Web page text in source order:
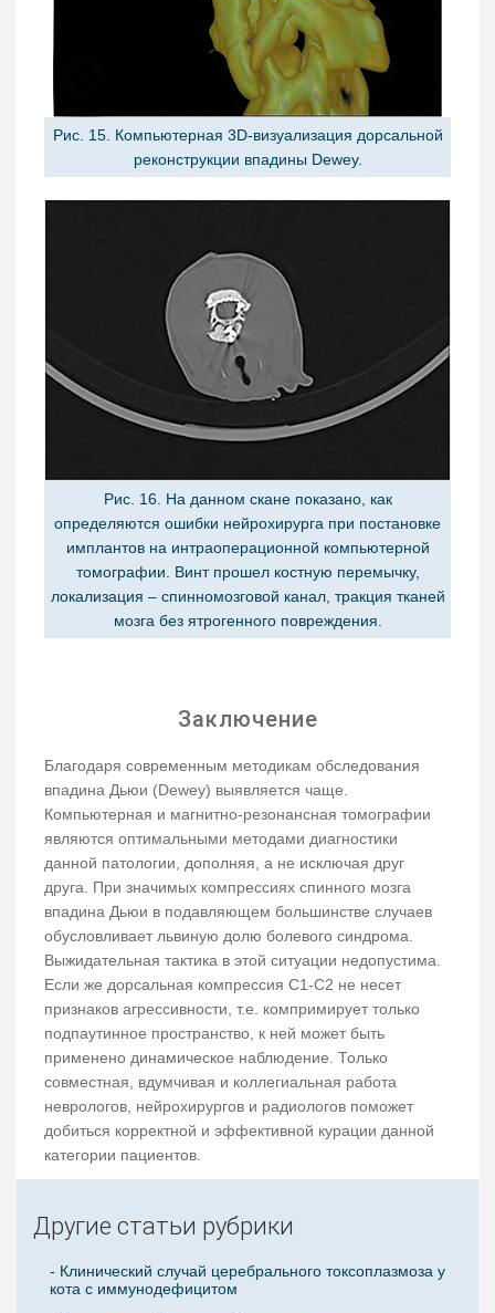
Рис. 15. Компьютерная 3D-визуализация дорсальной
реконструкции впадины Dewey.
Рис. 16. На данном скане показано, как
определяются ошибки нейрохирурга при постановке
имплантов на интраоперационной компьютерной
томографии. Винт прошел костную перемычку,
локализация – спинномозговой канал, тракция тканей
мозга без ятрогенного повреждения.
Заключение
Благодаря современным методикам обследования
впадина Дьюи (Dewey) выявляется чаще.
Компьютерная и магнитно-резонансная томографии
являются оптимальными методами диагностики
данной патологии, дополняя, а не исключая друг
друга. При значимых компрессиях спинного мозга
впадина Дьюи в подавляющем большинстве случаев
обусловливает львиную долю болевого синдрома.
Выжидательная тактика в этой ситуации недопустима.
Если же дорсальная компрессия С1-С2 не несет
признаков агрессивности, т.е. компримирует только
подпаутинное пространство, к ней может быть
применено динамическое наблюдение. Только
совместная, вдумчивая и коллегиальная работа
неврологов, нейрохирургов и радиологов поможет
добиться корректной и эффективной курации данной
категории пациентов.
Другие статьи рубрики
- Клинический случай церебрального токсоплазмоза у
кота с иммунодефицитом